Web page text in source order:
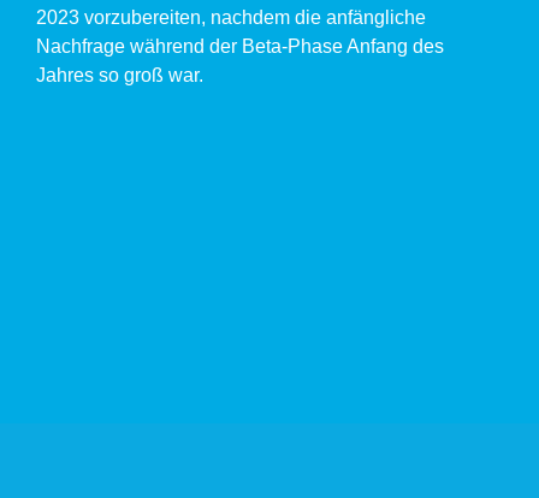
2023 vorzubereiten, nachdem die anfängliche
Nachfrage während der Beta-Phase Anfang des
Jahres so groß war.